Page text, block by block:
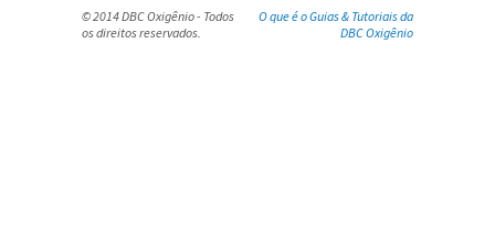
© 2014 DBC Oxigênio - Todos
os direitos reservados.
O que é o Guias & Tutoriais da
DBC Oxigênio